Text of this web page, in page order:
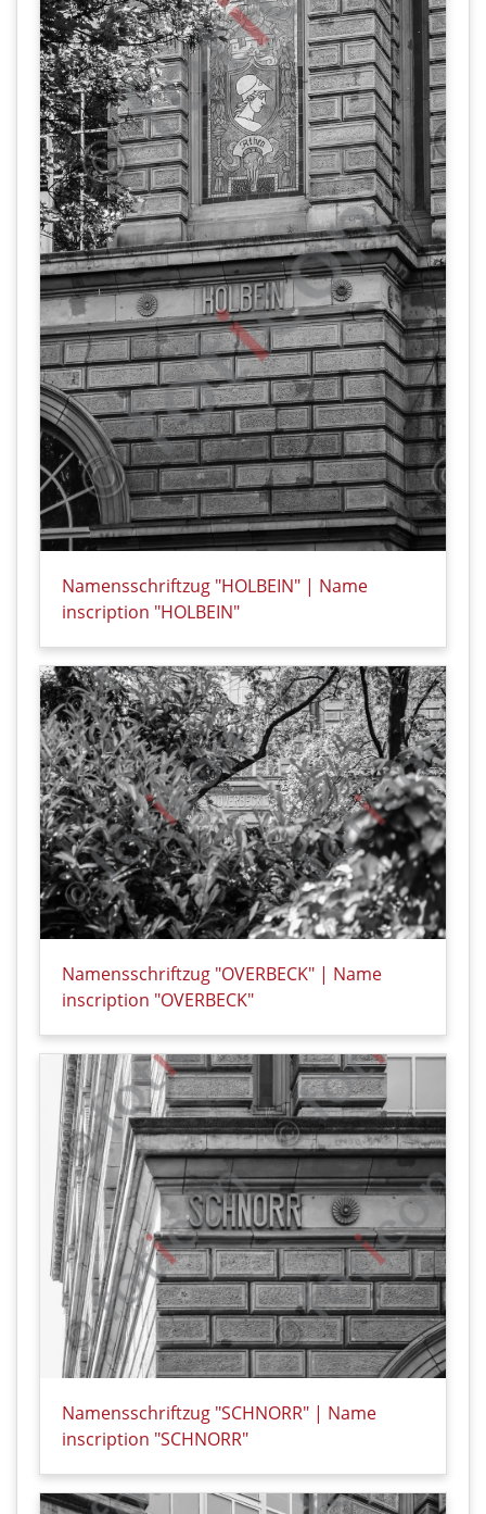
Namensschriftzug "HOLBEIN" | Name
inscription "HOLBEIN"
Namensschriftzug "OVERBECK" | Name
inscription "OVERBECK"
Namensschriftzug "SCHNORR" | Name
inscription "SCHNORR"